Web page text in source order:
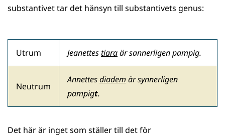
substantivet tar det hänsyn till substantivets genus:
Utrum Jeanettestiaraär sannerligen pampig.
Neutrum
Annettesdiadem är synnerligen
pampigt.
Det här är inget som ställer till det för